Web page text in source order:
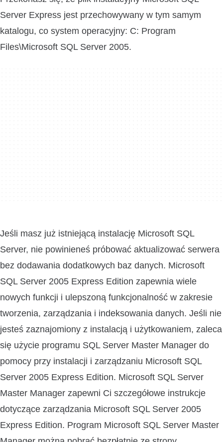
Server Express jest przechowywany w tym samym
katalogu, co system operacyjny: C: Program
Files\Microsoft SQL Server 2005.
Jeśli masz już istniejącą instalację Microsoft SQL
Server, nie powinieneś próbować aktualizować serwera
bez dodawania dodatkowych baz danych. Microsoft
SQL Server 2005 Express Edition zapewnia wiele
nowych funkcji i ulepszoną funkcjonalność w zakresie
tworzenia, zarządzania i indeksowania danych. Jeśli nie
jesteś zaznajomiony z instalacją i użytkowaniem, zaleca
się użycie programu SQL Server Master Manager do
pomocy przy instalacji i zarządzaniu Microsoft SQL
Server 2005 Express Edition. Microsoft SQL Server
Master Manager zapewni Ci szczegółowe instrukcje
dotyczące zarządzania Microsoft SQL Server 2005
Express Edition. Program Microsoft SQL Server Master